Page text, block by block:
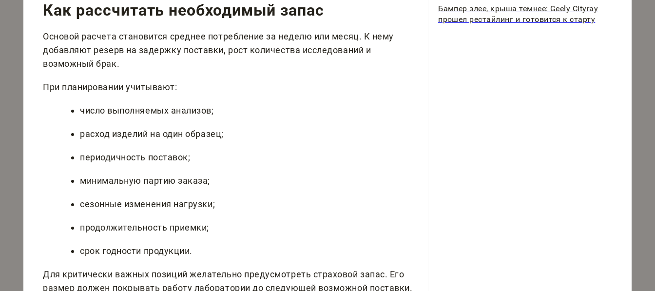
Как рассчитать необходимый запас
Основой расчета становится среднее потребление за неделю или месяц. К нему
добавляют резерв на задержку поставки, рост количества исследований и
возможный брак.
При планировании учитывают:
число выполняемых анализов;
расход изделий на один образец;
периодичность поставок;
минимальную партию заказа;
сезонные изменения нагрузки;
продолжительность приемки;
срок годности продукции.
Для критически важных позиций желательно предусмотреть страховой запас. Его
размер должен покрывать работу лаборатории до следующей возможной поставки.
Бампер злее, крыша темнее: Geely Cityray
прошел рестайлинг и готовится к старту